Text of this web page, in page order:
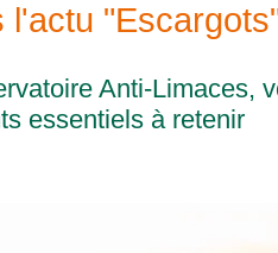
l'actu
Anti-Limaces,
essentiels à retenir